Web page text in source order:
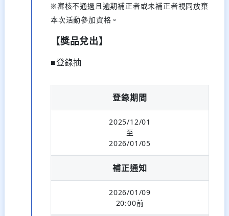
※審核不通過且逾期補正者或未補正者視同放棄
本次活動參加資格。
【獎品兌出】
■登錄抽
登錄期間
2025/12/01
至
2026/01/05
補正通知
2026/01/09
20:00前